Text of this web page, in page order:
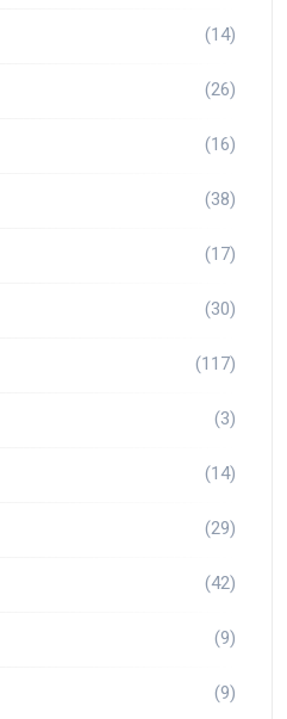
(14)
(26)
(16)
(38)
(17)
(30)
(117)
(3)
(14)
(29)
(42)
(9)
(9)